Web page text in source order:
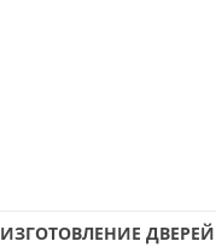
ИЗГОТОВЛЕНИЕ ДВЕРЕЙ